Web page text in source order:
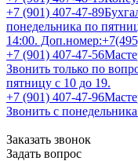
+7 (901) 407-47-89
понедельника по
14:00.
+7 (901) 407-47-56
Звонить только по
пятницу с 10 до 19.
+7 (901) 407-47-96
Звонить с
Заказать звонок
Задать вопрос